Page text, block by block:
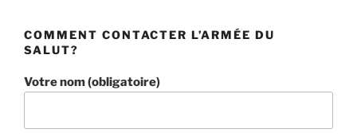
COMMENT CONTACTER L’ARMÉE DU
SALUT?
Votre nom (obligatoire)